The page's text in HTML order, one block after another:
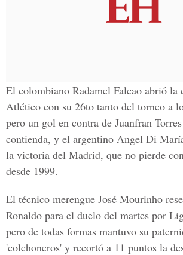
El colombiano Radamel Falcao abrió la
Atlético con su 26to tanto del torneo a
pero un gol en contra de Juanfran
contienda, y el argentino Angel Di
la victoria del Madrid, que no pierde
desde 1999.
El técnico merengue José Mourinho
Ronaldo para el duelo del martes por
pero de todas formas mantuvo su
'colchoneros' y recortó a 11 puntos la